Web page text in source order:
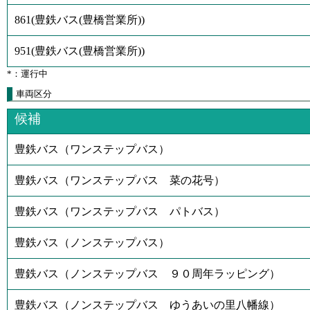
861(豊鉄バス(豊橋営業所))
951(豊鉄バス(豊橋営業所))
*：運行中
車両区分
候補
豊鉄バス（ワンステップバス）
豊鉄バス（ワンステップバス 菜の花号）
豊鉄バス（ワンステップバス パトバス）
豊鉄バス（ノンステップバス）
豊鉄バス（ノンステップバス ９０周年ラッピング）
豊鉄バス（ノンステップバス ゆうあいの里八幡線）